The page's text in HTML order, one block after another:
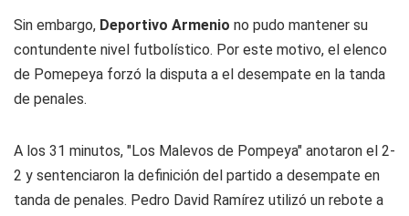
Sin embargo, Deportivo Armenio no pudo mantener su
contundente nivel futbolístico. Por este motivo, el elenco
de Pomepeya forzó la disputa a el desempate en la tanda
de penales.
A los 31 minutos, "Los Malevos de Pompeya" anotaron el 2-
2 y sentenciaron la definición del partido a desempate en
tanda de penales. Pedro David Ramírez utilizó un rebote a